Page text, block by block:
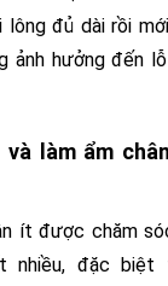
đủ dài rồi
ảnh hưởng đến
làm ẩm
ít được chăm
nhiều, đặc biệt